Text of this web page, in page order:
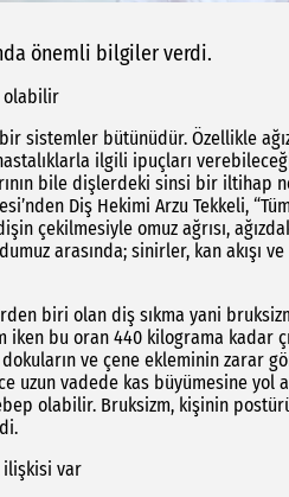
önemli bilgiler verdi.
olabilir
sistemler bütünüdür. Özellikle
ilgili ipuçları
bile dişlerdeki sinsi bir iltihap
Diş Hekimi Arzu Tekkeli,
çekilmesiyle omuz ağrısı,
arasında; sinirler, kan akışı
biri olan diş sıkma yani
iken bu oran 440 kilograma kadar
dokuların ve çene ekleminin zarar
uzun vadede kas büyümesine yol
olabilir. Bruksizm, kişinin
ilişkisi var